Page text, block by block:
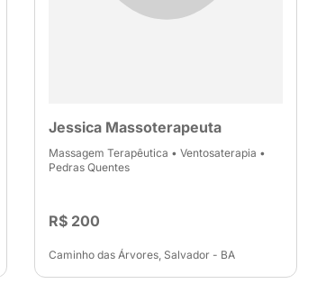
Jessica Massoterapeuta
Massagem Terapêutica • Ventosaterapia •
Pedras Quentes
R$ 200
Caminho das Árvores, Salvador - BA